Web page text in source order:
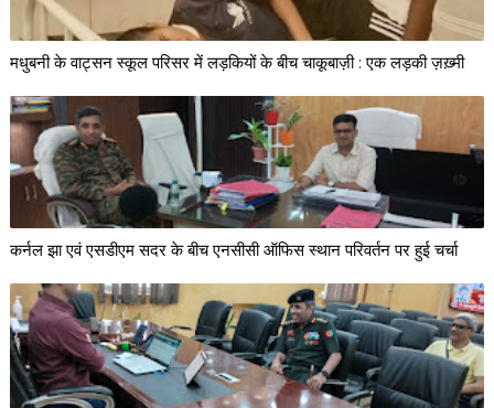
मधुबनी के वाट्सन स्कूल परिसर में लड़कियों के बीच चाकूबाज़ी : एक लड़की ज़ख़्मी
कर्नल झा एवं एसडीएम सदर के बीच एनसीसी ऑफिस स्थान परिवर्तन पर हुई चर्चा